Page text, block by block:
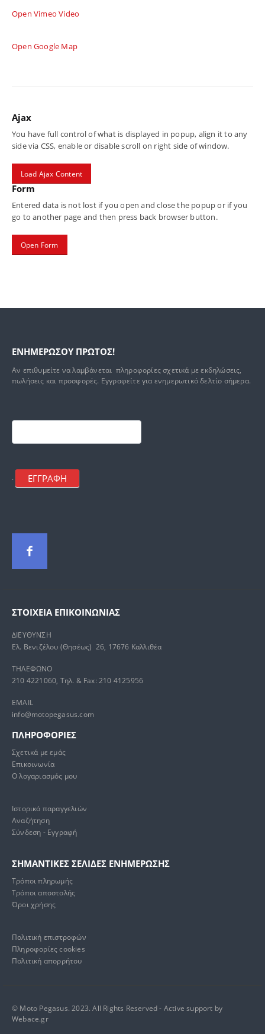
Open Vimeo Video
Open Google Map
Ajax
You have full control of what is displayed in popup, align it to any
side via CSS, enable or disable scroll on right side of window.
Load Ajax Content
Form
Entered data is not lost if you open and close the popup or if you
go to another page and then press back browser button.
Open Form
ΕΝΗΜΕΡΩΣΟΥ ΠΡΩΤΟΣ!
Αν επιθυμείτε να λαμβάνεται πληροφορίες σχετικά με εκδηλώσεις,
πωλήσεις και προσφορές. Εγγραφείτε για ενημερωτικό δελτίο σήμερα.
mailchimp
. ΕΓΓΡΑΦΗ
ΣΤΟΙΧΕΊΑ ΕΠΙΚΟΙΝΩΝΊΑΣ
ΔΙΕΥΘΥΝΣΗ
Ελ. Βενιζέλου (Θησέως) 26, 17676 Καλλιθέα
ΤΗΛΕΦΩΝΟ
210 4221060, Τηλ. & Fax: 210 4125956
EMAIL
info@motopegasus.com
ΠΛΗΡΟΦΟΡΙΕΣ
Σχετικά με εμάς
Επικοινωνία
Ο λογαριασμός μου
Ιστορικό παραγγελιών
Αναζήτηση
Σύνδεση - Εγγραφή
ΣΗΜΑΝΤΙΚΕΣ ΣΕΛΙΔΕΣ ΕΝΗΜΕΡΩΣΗΣ
Τρόποι πληρωμής
Τρόποι αποστολής
Όροι χρήσης
Πολιτική επιστροφών
Πληροφορίες cookies
Πολιτική απορρήτου
© Moto Pegasus. 2023. All Rights Reserved - Active support by
Webace.gr